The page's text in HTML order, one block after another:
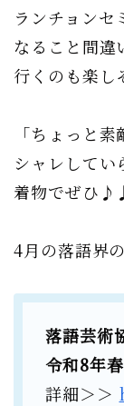
ランチョンセ
なること間違
行くのも楽し
「ちょっと
シャレしてい
着物でぜひ
4月の落語界
落語芸術
令和8年
詳細＞＞